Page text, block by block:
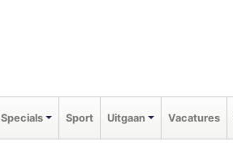
Specials Sport Uitgaan Vacatures